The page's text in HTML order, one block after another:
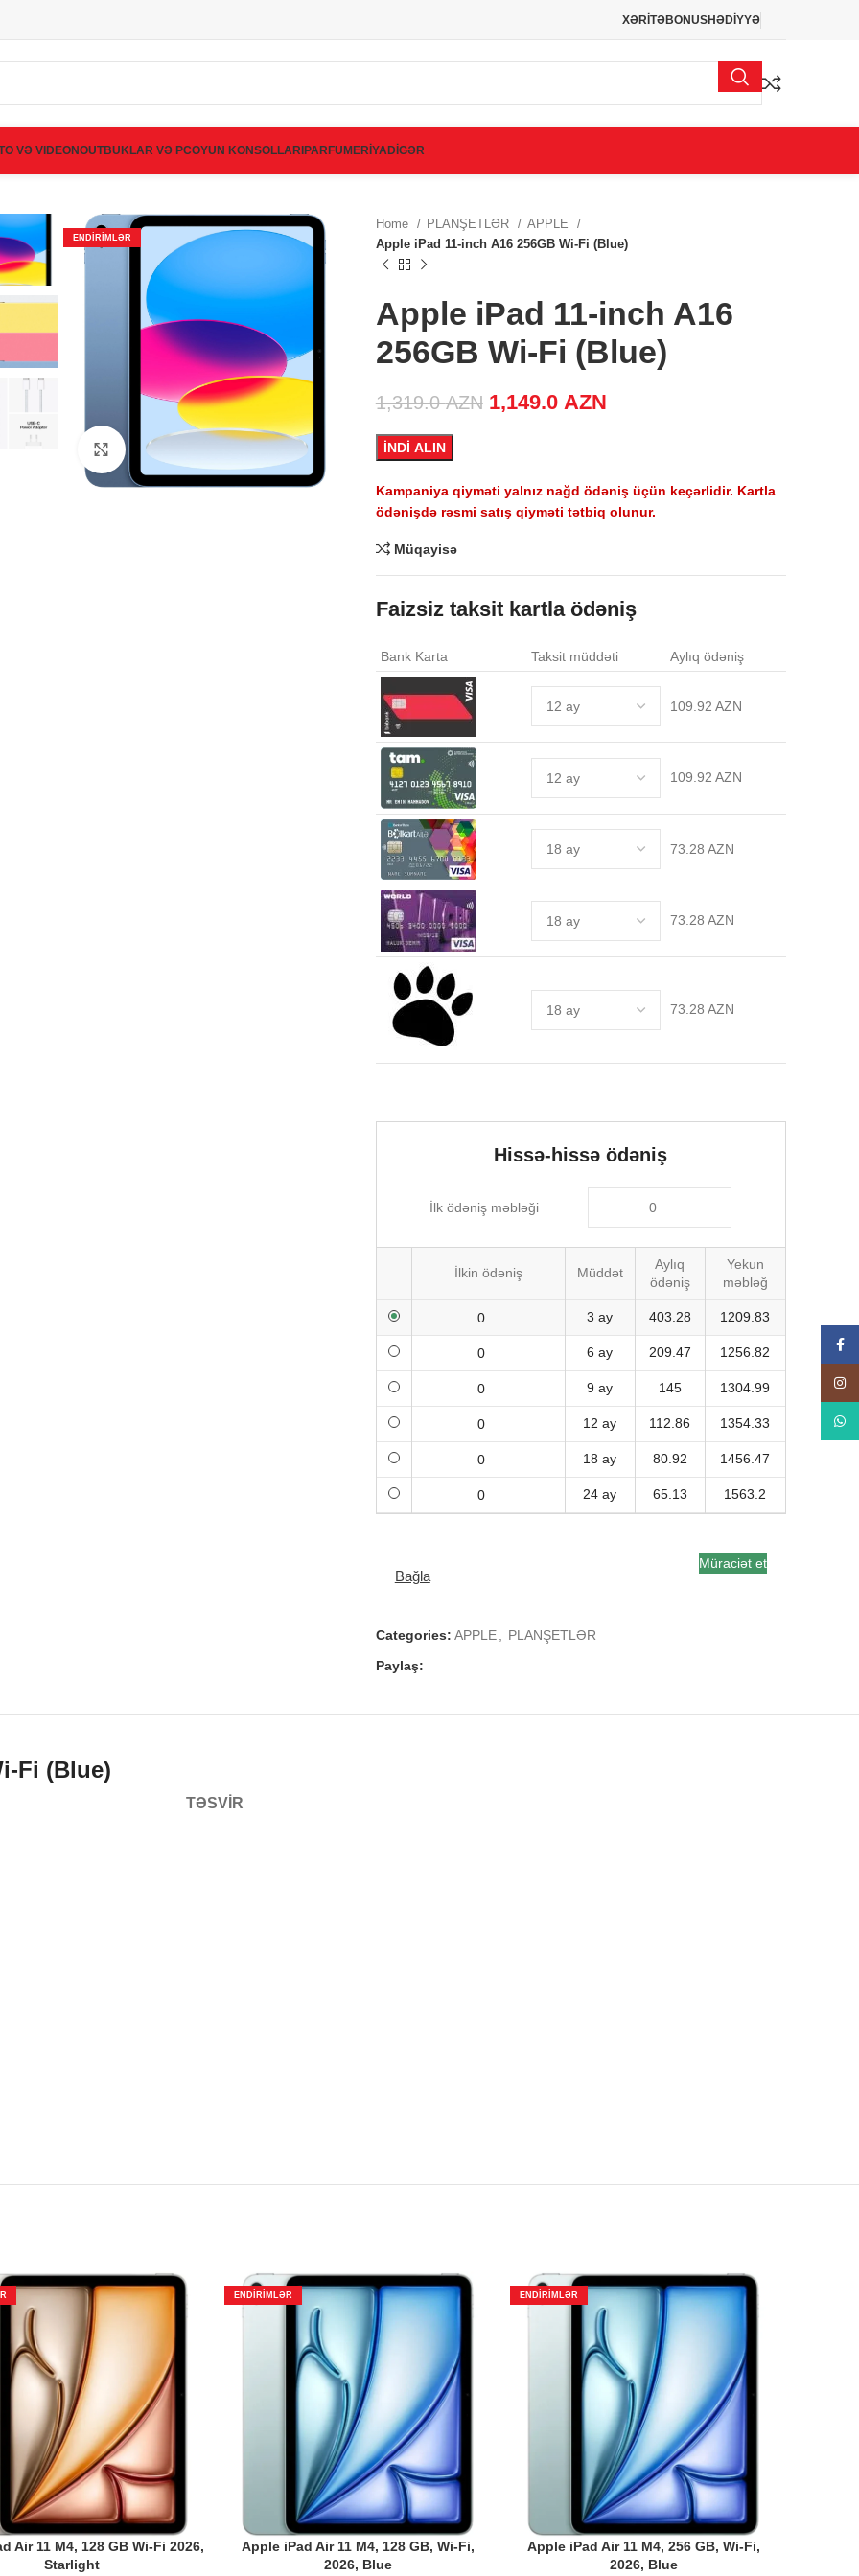
XƏRİTƏBONUSHƏDİYYƏ
VƏ VIDEONOUTBUKLAR VƏ PCOYUN KONSOLLARI PARFUMERİYADİGƏR
ENDIRIMLƏR
Click to enlarge
Home PLANŞETLƏR
APPLE
Apple iPad 11-inch A16 256GB Wi-Fi (Blue)
Apple iPad 11-inch A16
256GB Wi-Fi (Blue)
1,319.0AZN Original price was: 1,319.0 AZN.
1,149.0 AZN
İNDİ ALIN
Kampaniya qiyməti yalnız nağd ödəniş üçün keçərlidir. Kartla
ödənişdə rəsmi satış qiyməti tətbiq olunur.
Müqayisə
Faizsiz taksit kartla ödəniş
Bank Karta Taksit müddəti Aylıq ödəniş
109.92 AZN
109.92 AZN
73.28 AZN
73.28 AZN
73.28 AZN
Hissə-hissə ödəniş
İlk ödəniş məbləği
İlkin ödəniş Müddət
Aylıq
ödəniş
Yekun
məbləğ
3 ay 403.28 1209.83
6 ay 209.47 1256.82
9 ay 145 1304.99
12 ay 112.86 1354.33
18 ay 80.92 1456.47
24 ay 65.13 1563.2
Bağla
Müraciət et
Categories: APPLE
PLANŞETLƏR
Paylaş:
Fi (Blue)
TƏSVIR
Air 11 M4, 128 GB Wi-Fi 2026,
Starlight
ENDIRIMLƏR
Apple iPad Air 11 M4, 128 GB, Wi-Fi,
2026, Blue
ENDIRIMLƏR
Apple iPad Air 11 M4, 256 GB, Wi-Fi,
2026, Blue